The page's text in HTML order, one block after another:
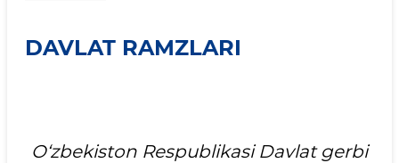
DAVLAT RAMZLARI
O‘zbekiston Respublikаsi Dаvlаt gerbi